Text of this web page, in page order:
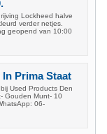
Lockheed halve
verder netjes.
geopend van 10:00
Prima Staat
Used Products Den
Gouden Munt- 10
06-